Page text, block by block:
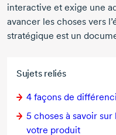
Sujets reliés
4 façons de
5 choses à savoir
votre produit
interactive et exige une
avancer les choses vers
stratégique est un